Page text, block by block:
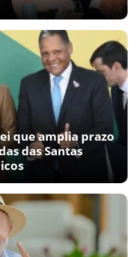
que amplia prazo
das Santas